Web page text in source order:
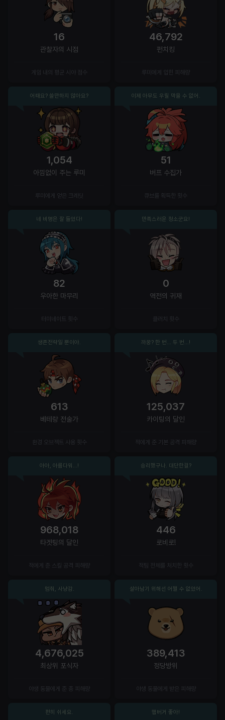
16
관찰자의 시점
게임 내의 평균 시야 점수
46,792
펀치킹
루미에게 입힌 피해량
어때요? 쓸만하지 않아요?
1,054
아낌없이 주는 루미
루미에게 얻은 크레딧
이제 아무도 우릴 막을 수 없어.
51
버프 수집가
큐브를 획득한 횟수
네 비명은 잘 들었다!
82
우아한 마무리
터미네이트 횟수
만족스러운 청소군요!
0
역전의 귀재
클러치 횟수
생존전략일 뿐이야.
613
베테랑 전술가
환경 오브젝트 사용 횟수
까꿍? 한 번... 두 번...!
125,037
카이팅의 달인
적에게 준 기본 공격 피해량
아아, 아름다워...!
968,018
타겟팅의 달인
적에게 준 스킬 공격 피해량
승리했구나. 대단한걸?
446
로비로!
적팀 전체를 처치한 횟수
멈춰, 사냥감.
4,676,025
최상위 포식자
야생 동물에게 준 총 피해량
살아남기 위해선 어쩔 수 없었어.
389,413
정당방위
야생 동물에게 받은 피해량
편히 쉬세요. 햄버거 좋아!